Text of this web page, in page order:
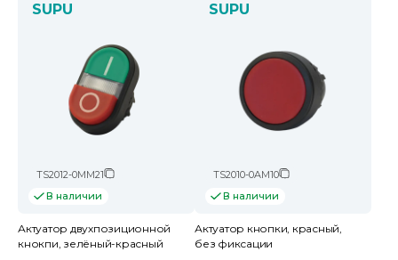
SUPU
TS2012-0MM21
В наличии
Актуатор двухпозиционной
кнокпи, зелёный-красный
SUPU
TS2010-0AM10
В наличии
Актуатор кнопки, красный,
без фиксации